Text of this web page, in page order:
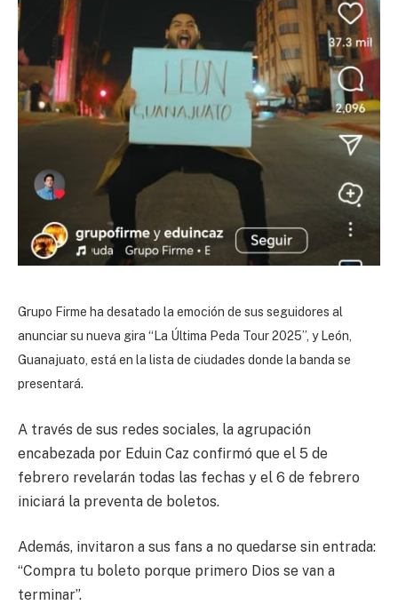
Grupo Firme ha desatado la emoción de sus seguidores al
anunciar su nueva gira “La Última Peda Tour 2025”, y León,
Guanajuato, está en la lista de ciudades donde la banda se
presentará.
A través de sus redes sociales, la agrupación
encabezada por Eduin Caz confirmó que el 5 de
febrero revelarán todas las fechas y el 6 de febrero
iniciará la preventa de boletos.
Además, invitaron a sus fans a no quedarse sin entrada:
“Compra tu boleto porque primero Dios se van a
terminar”.